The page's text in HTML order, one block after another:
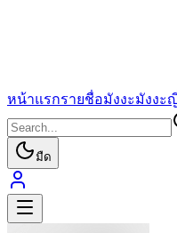
หน้าแรกรายชื่อมังงะมังงะ
มืด